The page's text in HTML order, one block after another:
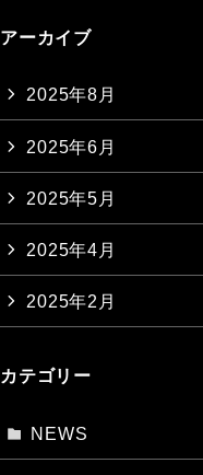
アーカイブ
2025年8月
2025年6月
2025年5月
2025年4月
2025年2月
カテゴリー
NEWS